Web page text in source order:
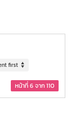
หน้าที่ 6 จาก 110